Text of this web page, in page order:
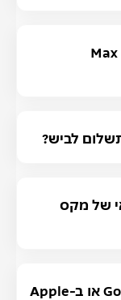
אילו הטבות נוספות יש בכרטיס Max
לביש?
של מקס
איך משלמים בנייד, ב-Google Pay או ב-Apple